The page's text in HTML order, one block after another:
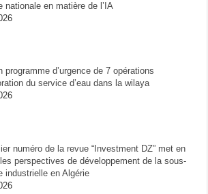
nationale en matière de l’IA
programme d’urgence de 7 opérations
du service d’eau dans la wilaya
numéro de la revue “Investment DZ” met en
perspectives de développement de la sous-
industrielle en Algérie